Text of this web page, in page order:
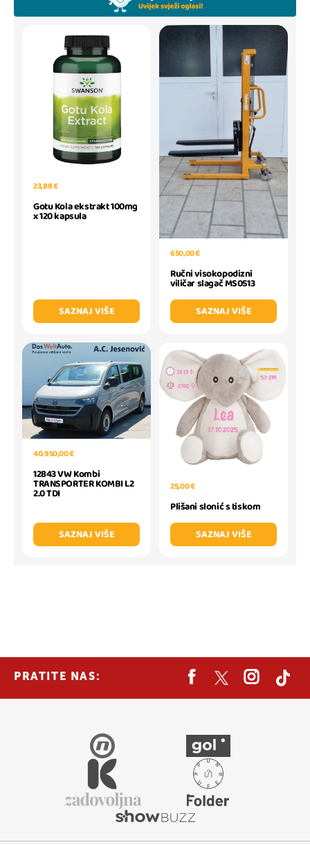
23,88 €
Gotu Kola ekstrakt 100mg
x 120 kapsula
SAZNAJ VIŠE
650,00 €
Ručni visokopodizni
viličar slagač MS0513
SAZNAJ VIŠE
40.950,00 €
12843 VW Kombi
TRANSPORTER KOMBI L2
2.0 TDI
SAZNAJ VIŠE
25,00 €
Plišani slonić s tiskom
SAZNAJ VIŠE
PRATITE NAS: